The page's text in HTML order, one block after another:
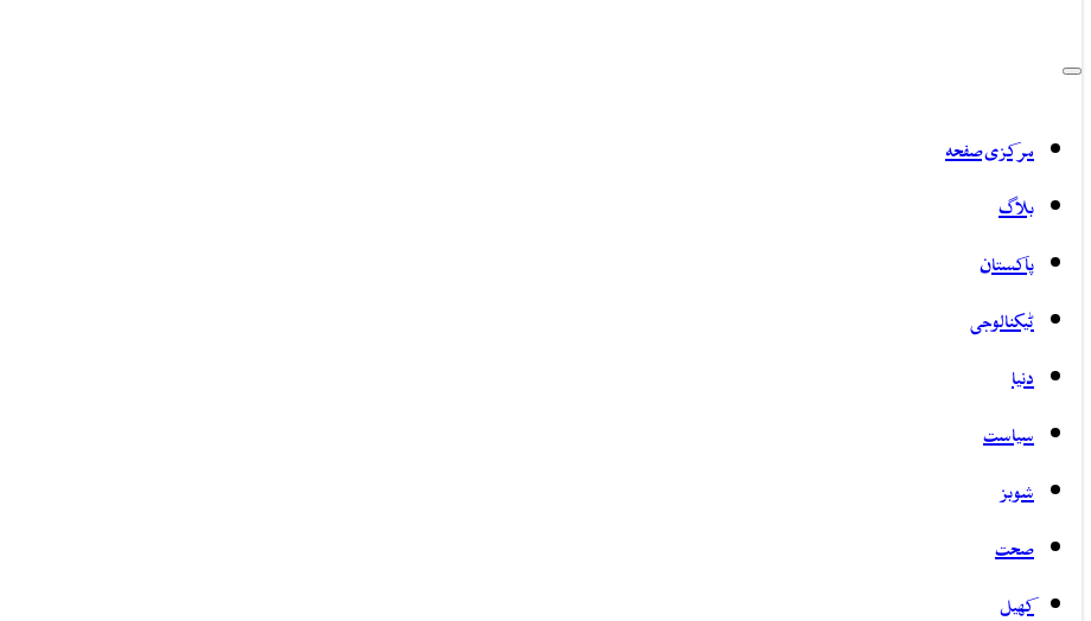
مرکزی صفحہ
بلاگ
پاکستان
ٹیکنالوجی
دنیا
سیاست
شوبز
صحت
کھیل